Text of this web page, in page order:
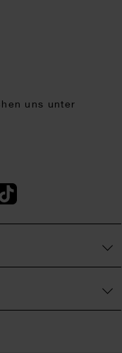
uns unter
TikTok